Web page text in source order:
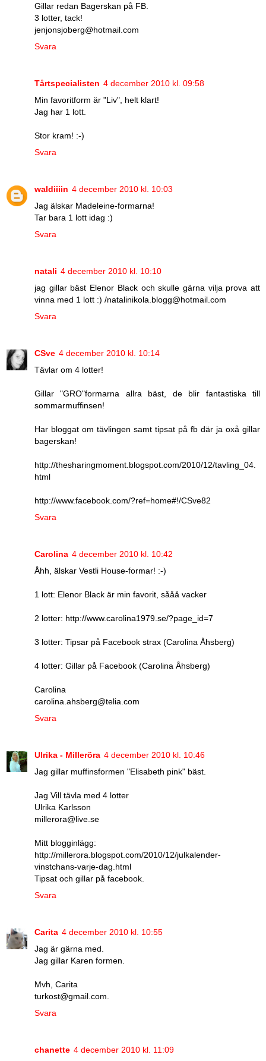
Gillar redan Bagerskan på FB.
3 lotter, tack!
jenjonsjoberg@hotmail.com
Svara
Tårtspecialisten 4 december 2010 kl. 09:58
Min favoritform är "Liv", helt klart!
Jag har 1 lott.
Stor kram! :-)
Svara
waldiiiin 4 december 2010 kl. 10:03
Jag älskar Madeleine-formarna!
Tar bara 1 lott idag :)
Svara
natali 4 december 2010 kl. 10:10
jag gillar bäst Elenor Black och skulle gärna vilja prova att
vinna med 1 lott :) /natalinikola.blogg@hotmail.com
Svara
CSve 4 december 2010 kl. 10:14
Tävlar om 4 lotter!
Gillar "GRO"formarna allra bäst, de blir fantastiska till
sommarmuffinsen!
Har bloggat om tävlingen samt tipsat på fb där ja oxå gillar
bagerskan!
http://thesharingmoment.blogspot.com/2010/12/tavling_04.
html
http://www.facebook.com/?ref=home#!/CSve82
Svara
Carolina 4 december 2010 kl. 10:42
Åhh, älskar Vestli House-formar! :-)
1 lott: Elenor Black är min favorit, sååå vacker
2 lotter: http://www.carolina1979.se/?page_id=7
3 lotter: Tipsar på Facebook strax (Carolina Åhsberg)
4 lotter: Gillar på Facebook (Carolina Åhsberg)
Carolina
carolina.ahsberg@telia.com
Svara
Ulrika - Milleröra 4 december 2010 kl. 10:46
Jag gillar muffinsformen "Elisabeth pink" bäst.
Jag Vill tävla med 4 lotter
Ulrika Karlsson
millerora@live.se
Mitt blogginlägg:
http://millerora.blogspot.com/2010/12/julkalender-
vinstchans-varje-dag.html
Tipsat och gillar på facebook.
Svara
Carita 4 december 2010 kl. 10:55
Jag är gärna med.
Jag gillar Karen formen.
Mvh, Carita
turkost@gmail.com.
Svara
chanette 4 december 2010 kl. 11:09